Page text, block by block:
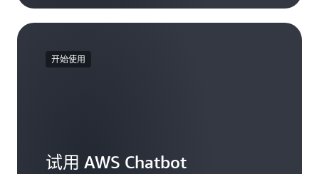
开始使用
试用 AWS Chatbot